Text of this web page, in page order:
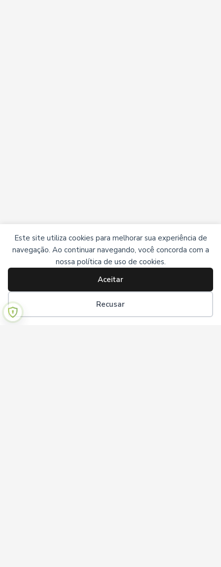
Este site utiliza cookies para melhorar sua experiência de
navegação. Ao continuar navegando, você concorda com a
nossa política de uso de cookies.
Aceitar
Recusar